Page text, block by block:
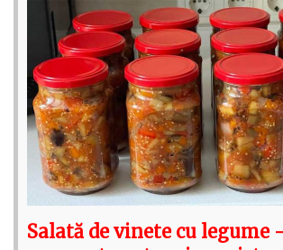
Salată de vinete cu legume